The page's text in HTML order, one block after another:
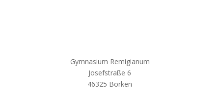
Gymnasium Remigianum
Josefstraße 6
46325 Borken